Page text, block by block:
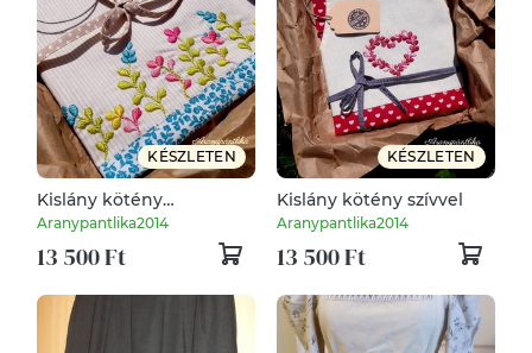
KÉSZLETEN
Kislány kötény
virágokkal
Aranypantlika2014
13 500 Ft
KÉSZLETEN
Kislány kötény szívvel
Aranypantlika2014
13 500 Ft